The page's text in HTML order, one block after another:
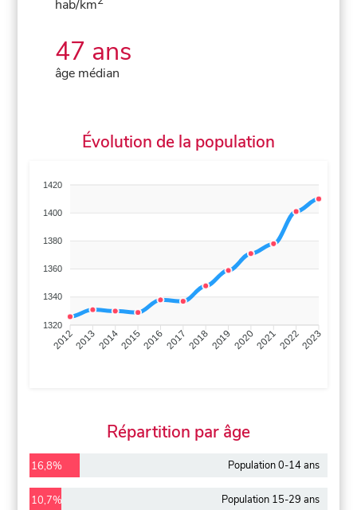
hab/km
47 ans
âge médian
Évolution de la population
1420
1400
1380
1360
1340
1320
201220132014201520162017 20182019 2020202120222023
Répartition par âge
16,8% Population 0-14 ans
10,7% Population 15-29 ans